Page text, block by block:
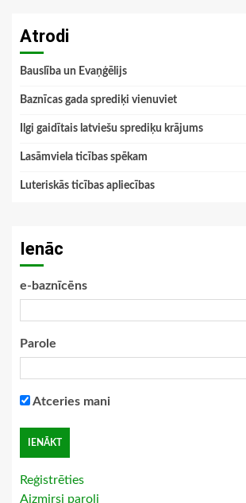
Atrodi
Bauslība un Evaņģēlijs
Baznīcas gada sprediķi vienuviet
Ilgi gaidītais latviešu sprediķu krājums
Lasāmviela ticības spēkam
Luteriskās ticības apliecības
Ienāc
e-baznīcēns
Parole
Atceries mani
Reģistrēties
Aizmirsi paroli